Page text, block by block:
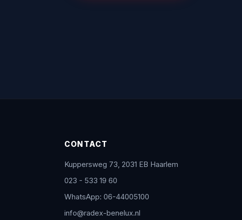
CONTACT
Kuppersweg 73, 2031 EB Haarlem
023 - 533 19 60
WhatsApp: 06-44005100
info@radex-benelux.nl